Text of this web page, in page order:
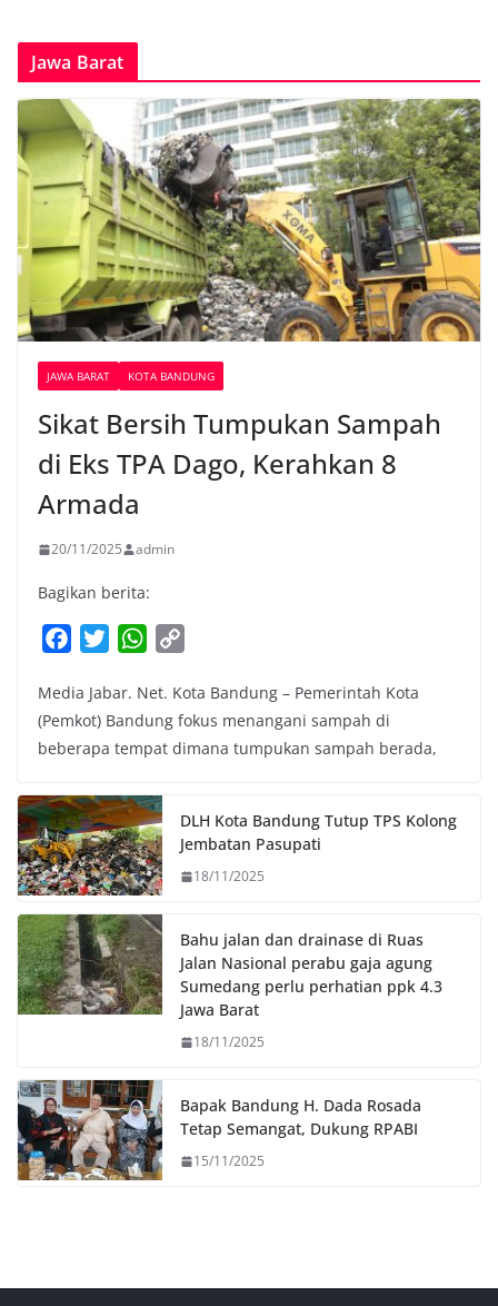
Jawa Barat
JAWA BARAT KOTA BANDUNG
Sikat Bersih Tumpukan Sampah
di Eks TPA Dago, Kerahkan 8
Armada
20/11/2025 admin
Bagikan berita:
c
e
b
o
k
i
t
t
r
W
a
t
s
p
p
p
y
L
n
k
Media Jabar. Net. Kota Bandung – Pemerintah Kota
(Pemkot) Bandung fokus menangani sampah di
beberapa tempat dimana tumpukan sampah berada,
DLH Kota Bandung Tutup TPS Kolong
Jembatan Pasupati
18/11/2025
Bahu jalan dan drainase di Ruas
Jalan Nasional perabu gaja agung
Sumedang perlu perhatian ppk 4.3
Jawa Barat
18/11/2025
Bapak Bandung H. Dada Rosada
Tetap Semangat, Dukung RPABI
15/11/2025